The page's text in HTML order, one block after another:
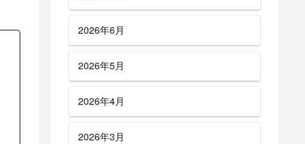
2026年6月
2026年5月
2026年4月
2026年3月